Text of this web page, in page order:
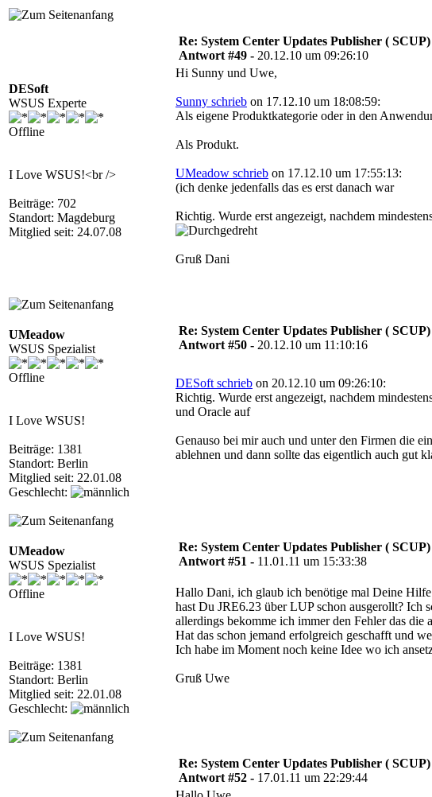
DESoft
WSUS Experte
Offline
I Love WSUS!<br />
Beiträge: 702
Standort: Magdeburg
Mitglied seit: 24.07.08
Re: System Center Updates Publisher ( SCUP)
Antwort #49 - 20.12.10 um 09:26:10
Hi Sunny und Uwe,
Sunny schrieb on 17.12.10 um 18:08:59:
Als eigene Produktkategorie oder in den
Als Produkt.
UMeadow schrieb on 17.12.10 um 17:55:13:
(ich denke jedenfalls das es erst danach war
Richtig. Wurde erst angezeigt, nachdem
Gruß Dani
UMeadow
WSUS Spezialist
Offline
I Love WSUS!
Beiträge: 1381
Standort: Berlin
Mitglied seit: 22.01.08
Geschlecht:
Re: System Center Updates Publisher ( SCUP)
Antwort #50 - 20.12.10 um 11:10:16
DESoft schrieb on 20.12.10 um 09:26:10:
Richtig. Wurde erst angezeigt, nachdem
und Oracle auf
Genauso bei mir auch und unter den Firmen die
ablehnen und dann sollte das eigentlich auch gut
UMeadow
WSUS Spezialist
Offline
I Love WSUS!
Beiträge: 1381
Standort: Berlin
Mitglied seit: 22.01.08
Geschlecht:
Re: System Center Updates Publisher ( SCUP)
Antwort #51 - 11.01.11 um 15:33:38
Hallo Dani, ich glaub ich benötige mal Deine
hast Du JRE6.23 über LUP schon ausgerollt? Ich
allerdings bekomme ich immer den Fehler das die
Hat das schon jemand erfolgreich geschafft und
Ich habe im Moment noch keine Idee wo ich
Gruß Uwe
Re: System Center Updates Publisher ( SCUP)
Antwort #52 - 17.01.11 um 22:29:44